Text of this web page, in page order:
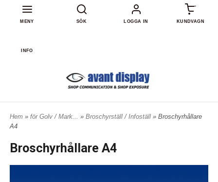
MENY
INFO
SÖK LOGGA IN KUNDVAGN
Hem » för Golv / Mark... » Broschyrställ / Infoställ » Broschyrhållare
A4
Broschyrhållare A4